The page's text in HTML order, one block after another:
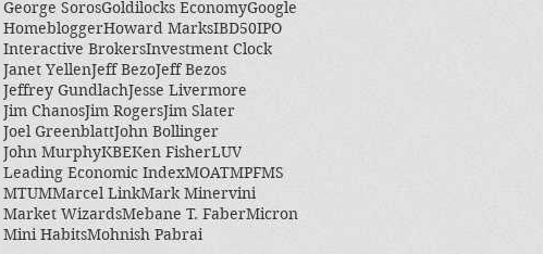
George SorosGoldilocks EconomyGoogle
HomebloggerHoward MarksIBD50IPO
Interactive BrokersInvestment Clock
Janet YellenJeff BezoJeff Bezos
Jeffrey GundlachJesse Livermore
Jim ChanosJim RogersJim Slater
Joel GreenblattJohn Bollinger
John MurphyKBEKen FisherLUV
Leading Economic IndexMOATMPFMS
MTUMMarcel LinkMark Minervini
Market WizardsMebane T. FaberMicron
Mini HabitsMohnish Pabrai